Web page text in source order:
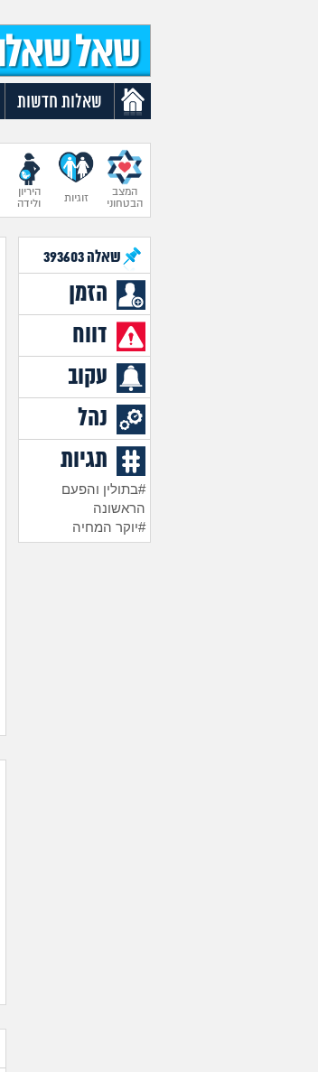
שאלות חדשות
המצב
הבטחוני
זוגיות
היריון
ולידה
שאלה393603
הזמן
דווח
עקוב
נהל
תגיות
#בתולין והפעם
הראשונה
#יוקר המחיה